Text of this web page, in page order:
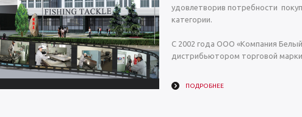
удовлетворив потребности
категории.
С 2002 года ООО «Компания
дистрибьютором торговой марки
ПОДРОБНЕЕ